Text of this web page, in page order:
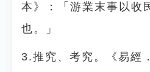
本》：「游業末事以收
也。」
3.推究、考究。《易經